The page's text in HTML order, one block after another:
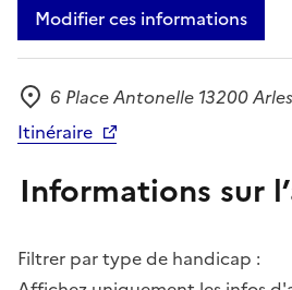
Modifier ces informations
Adresse
6 Place Antonelle 13200 Arles
Itinéraire
Informations sur
Filtrer par type de handicap :